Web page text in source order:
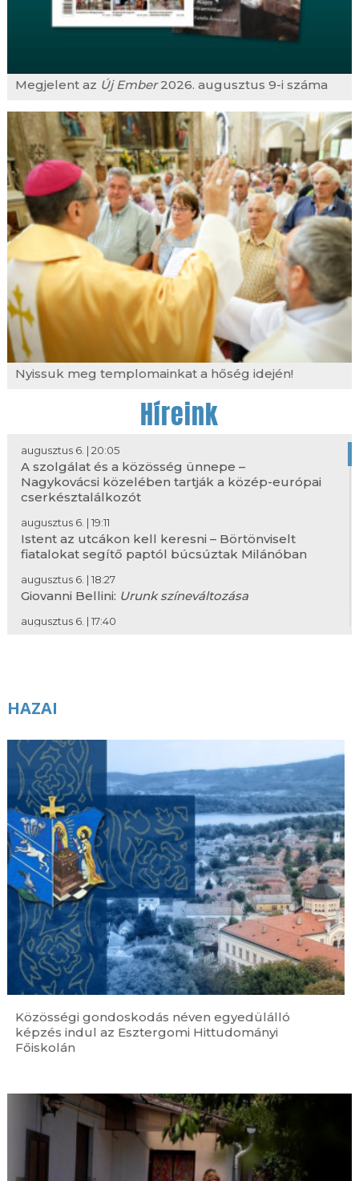
Megjelent az Új Ember2026. augusztus 9-i száma
Nyissuk meg templomainkat a hőség idején!
Híreink
augusztus 6. | 20:05
A szolgálat és a közösség ünnepe –
Nagykovácsi közelében tartják a közép-európai
cserkésztalálkozót
augusztus 6. | 19:11
Istent az utcákon kell keresni – Börtönviselt
fiatalokat segítő paptól búcsúztak Milánóban
augusztus 6. | 18:27
Giovanni Bellini: Urunk színeváltozása
augusztus 6. | 17:40
Leó pápa homíliája Assisiben: A világ akkor újul
átalakulunk
augusztus 6. | 16:38
Mit keres egy katolikus pap DJ a Budapest Park
nagyszínpadán?
augusztus 6. | 15:55
Egyedül maradt idős emberek ezreiről
gondoskodik a legnagyobb hőségben a Máltai
Szeretetszolgálat
augusztus 6. | 15:08
Menyhárt M. Teréz nővér: Hűséges maradok
ahhoz az úthoz, amelyre meghívást kaptam
augusztus 6. | 14:20
Püspökként tért vissza az egykori plébános a
resicabányai Havas Boldogasszony-templom
búcsúünnepén
augusztus 6. | 13:34
XIV. Leó pápa a fiatalokhoz Assisiben: Bátran
végleges döntést hozni talán a legforradalmibb
augusztus 6. | 13:18
Személyi változások egyházmegyéinkben –
2026
Harmincadszor imádkoztak elsőszombati
HAZAI
Közösségi gondoskodás néven egyedülálló
képzés indul az Esztergomi Hittudományi
Főiskolán